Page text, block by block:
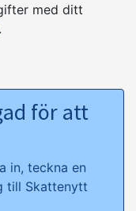
med ditt
för att
in, teckna en
till Skattenytt